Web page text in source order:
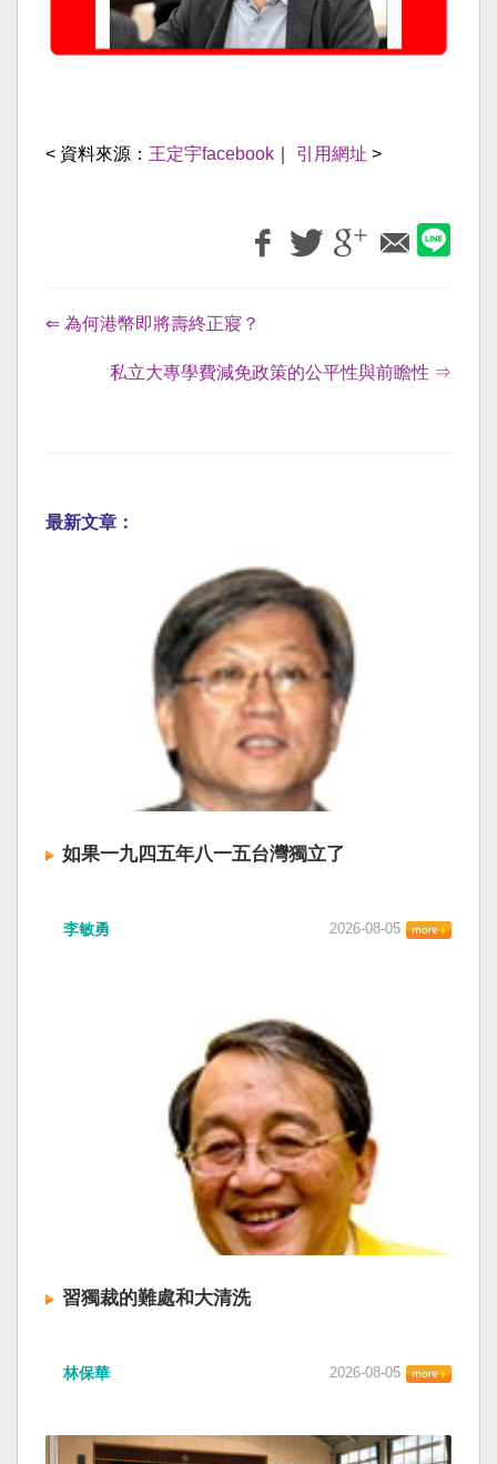
< 資料來源： 王定宇facebook 引用網址 >
⇐ 為何港幣即將壽終正寢？
私立大專學費減免政策的公平性與前瞻性 ⇒
最新文章：
如果一九四五年八一五台灣獨立了
李敏勇 2026-08-05
習獨裁的難處和大清洗
林保華 2026-08-05